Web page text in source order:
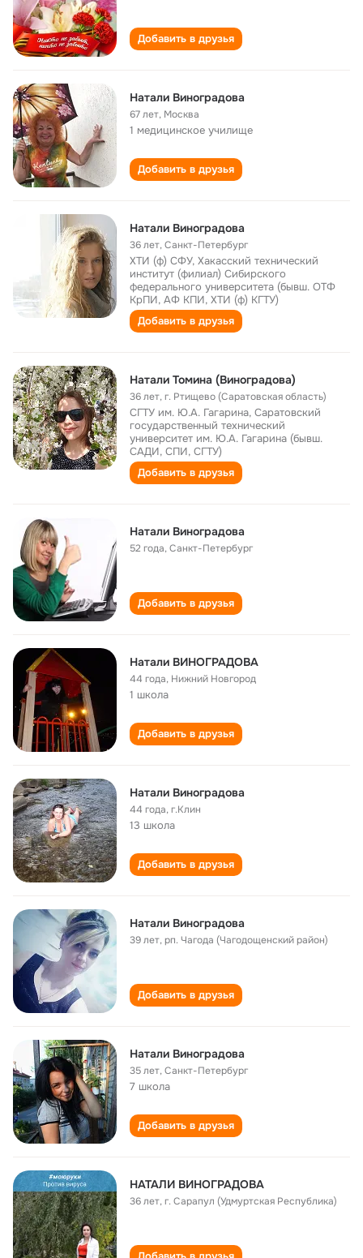
Добавить в друзья
Натали Виноградова
67 лет, Москва
1 медицинское училище
Добавить в друзья
Натали Виноградова
36 лет,Санкт-Петербург
ХТИ (ф) СФУ, Хакасский технический
институт (филиал) Сибирского
федерального университета (бывш. ОТФ
КрПИ, АФ КПИ, ХТИ (ф) КГТУ)
Добавить в друзья
Натали Томина (Виноградова)
36 лет,г. Ртищево (Саратовская область)
СГТУ им. Ю.А. Гагарина, Саратовский
государственный технический
университет им. Ю.А. Гагарина (бывш.
САДИ, СПИ, СГТУ)
Добавить в друзья
Натали Виноградова
52 года,Санкт-Петербург
Добавить в друзья
Натали ВИНОГРАДОВА
44 года, Нижний Новгород
1 школа
Добавить в друзья
Натали Виноградова
44 года,г.Клин
13 школа
Добавить в друзья
Натали Виноградова
39 лет,рп. Чагода (Чагодощенский район)
Добавить в друзья
Натали Виноградова
35 лет,Санкт-Петербург
7 школа
Добавить в друзья
НАТАЛИ ВИНОГРАДОВА
36 лет,г. Сарапул (Удмуртская Республика)